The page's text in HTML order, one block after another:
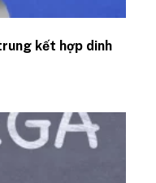
kết hợp dinh